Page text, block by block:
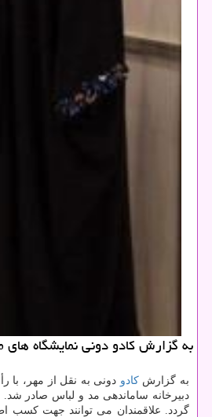
به گزارش كادو دونی نمایشگاه های
به گزارشكادو دونی به نقل از مهر،